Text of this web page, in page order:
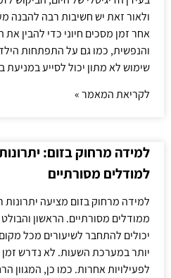
ולאור זאת יש חשיבות רבה להבנה
אחר זמן מסכים חיוני כדי להבין
והנפשית, כמו גם על התפתחות
שימוש לא מתון יכול לסייע במניעת
לקריאת המאמר »
למידה מרחוק בזום:
למודלים מסורתיים
למידה מרחוק בזום מציעה
ממודלים מסורתיים. הראשון
יכולים להתחבר לשיעורים מכל
יותר במערכת השעות. לא נדרש
לפעילויות אחרות. כמו כן, המגוון